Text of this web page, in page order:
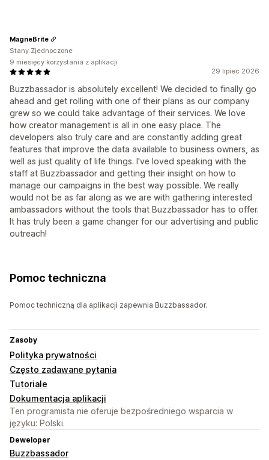
29 lipiec 2026
Buzzbassador is absolutely excellent! We decided to finally go
ahead and get rolling with one of their plans as our company
grew so we could take advantage of their services. We love
how creator management is all in one easy place. The
developers also truly care and are constantly adding great
features that improve the data available to business owners, as
well as just quality of life things. I've loved speaking with the
staff at Buzzbassador and getting their insight on how to
manage our campaigns in the best way possible. We really
would not be as far along as we are with gathering interested
ambassadors without the tools that Buzzbassador has to offer.
It has truly been a game changer for our advertising and public
outreach!
MagneBrite
Stany Zjednoczone
9 miesięcy korzystania z aplikacji
Pomoc techniczna
Pomoc techniczną dla aplikacji zapewnia Buzzbassador.
Zasoby
Polityka prywatności
Często zadawane pytania
Tutoriale
Dokumentacja aplikacji
Ten programista nie oferuje bezpośredniego wsparcia w
języku: Polski.
Deweloper
Buzzbassador